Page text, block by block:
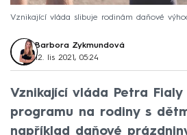
Vznikající vláda slibuje rodinám daňové
Barbora Zykmundová
12. lis 2021, 05:24
Vznikající vláda Petra Fialy
programu na rodiny s
například daňové